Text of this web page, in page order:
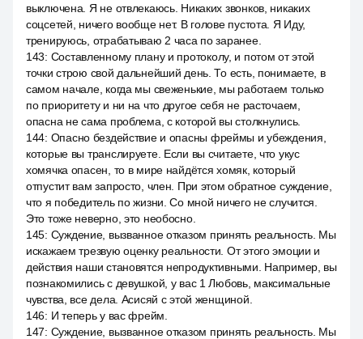
выключена. Я не отвлекаюсь. Никаких звонков, никаких
соцсетей, ничего вообще нет. В голове пустота. Я Иду,
тренируюсь, отрабатываю 2 часа по заранее.
143: Составленному плану и протоколу, и потом от этой
точки строю свой дальнейший день. То есть, понимаете, в
самом начале, когда мы свеженькие, мы работаем только
по приоритету и ни на что другое себя не расточаем,
опасна не сама проблема, с которой вы столкнулись.
144: Опасно бездействие и опасны фреймы и убеждения,
которые вы транслируете. Если вы считаете, что укус
хомячка опасен, то в мире найдётся хомяк, который
отпустит вам запросто, член. При этом обратное суждение,
что я победитель по жизни. Со мной ничего не случится.
Это тоже неверно, это необосно.
145: Суждение, вызванное отказом принять реальность. Мы
искажаем трезвую оценку реальности. От этого эмоции и
действия наши становятся непродуктивными. Например, вы
познакомились с девушкой, у вас 1 Любовь, максимальные
чувства, все дела. Асисяй с этой женщиной.
146: И теперь у вас фрейм.
147: Суждение, вызванное отказом принять реальность. Мы